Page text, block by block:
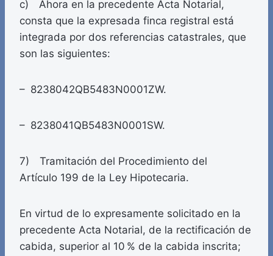
c) Ahora en la precedente Acta Notarial,
consta que la expresada finca registral está
integrada por dos referencias catastrales, que
son las siguientes:
– 8238042QB5483N0001ZW.
– 8238041QB5483N0001SW.
7) Tramitación del Procedimiento del
Artículo 199 de la Ley Hipotecaria.
En virtud de lo expresamente solicitado en la
precedente Acta Notarial, de la rectificación de
cabida, superior al 10 % de la cabida inscrita;